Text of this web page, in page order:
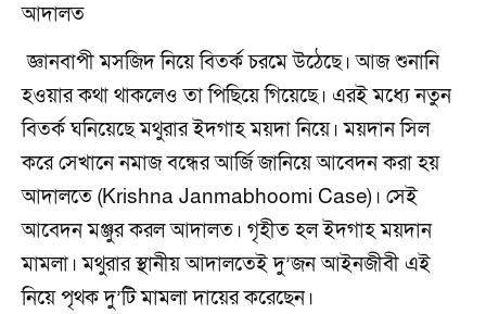
আদালত
জ্ঞানবাপী মসজিদ নিয়ে বিতর্ক চরমে উঠেছে। আজ শুনানি
হওয়ার কথা থাকলেও তা পিছিয়ে গিয়েছে। এরই মধ্যে নতুন
বিতর্ক ঘনিয়েছে মথুরার ইদগাহ ময়দা নিয়ে। ময়দান সিল
করে সেখানে নমাজ বন্ধের আর্জি জানিয়ে আবেদন করা হয়
আদালতে (Krishna Janmabhoomi Case)। সেই
আবেদন মঞ্জুর করল আদালত। গৃহীত হল ইদগাহ ময়দান
মামলা। মথুরার স্থানীয় আদালতেই দু’জন আইনজীবী এই
নিয়ে পৃথক দু’টি মামলা দায়ের করেছেন।